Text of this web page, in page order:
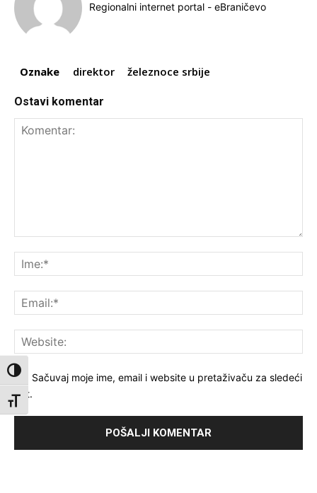
Toggle High Contrast
Toggle Font size
Regionalni internet portal - eBraničevo
Oznake direktor železnoce srbije
Ostavi komentar
Sačuvaj moje ime, email i website u pretaživaču za sledeći
put.